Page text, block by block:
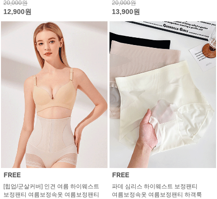
20,000원
12,900원
20,000원
13,900원
[힙업/군살커버] 인견 여름 하이웨스트
보정팬티 여름보정속옷 여름보정팬티
파데 심리스 하이웨스트 보정팬티
여름보정속옷 여름보정팬티 하객룩